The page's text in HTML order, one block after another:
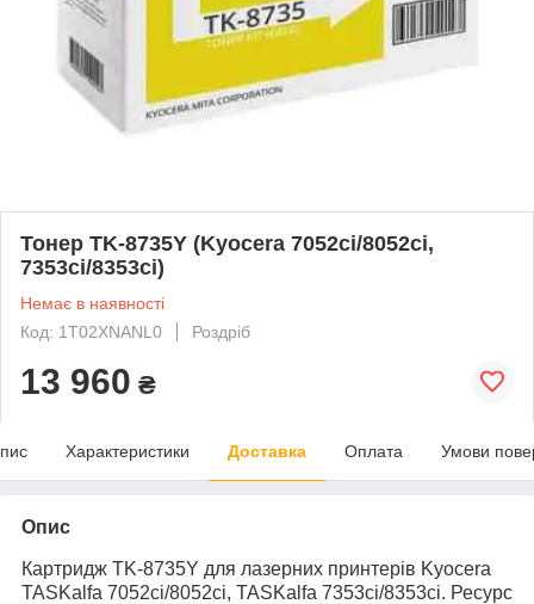
Тонер TK-8735Y (Kyocera 7052ci/8052ci,
7353ci/8353ci)
Немає в наявності
Код: 1T02XNANL0
Роздріб
13 960 ₴
Характеристики Доставка Оплата Умови
Опис
Картридж TK-8735Y для лазерних принтерів Kyocera
TASKalfa 7052ci/8052ci, TASKalfa 7353ci/8353ci. Ресурс